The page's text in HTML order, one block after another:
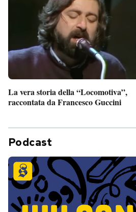
La vera storia della “Locomotiva”,
raccontata da Francesco Guccini
Podcast